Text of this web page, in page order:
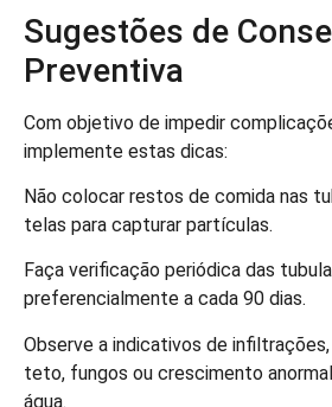
Sugestões de
Preventiva
Com objetivo de impedir
implemente estas dicas:
Não colocar restos de comida nas
telas para capturar partículas.
Faça verificação periódica das
preferencialmente a cada 90 dias.
Observe a indicativos de
teto, fungos ou crescimento
água.